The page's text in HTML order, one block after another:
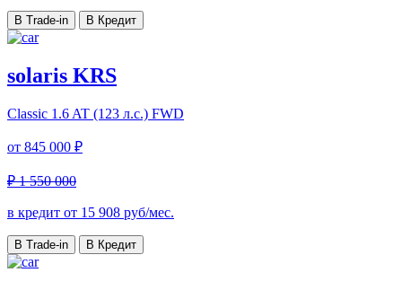
В Trade-in В Кредит
solaris KRS
Classic 1.6 AT (123 л.с.) FWD
от 845 000 ₽
₽ 1 550 000
в кредит от 15 908 руб/мес.
В Trade-in В Кредит